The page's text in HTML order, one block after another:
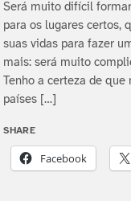
Será muito difí­cil
para os lugares certos,
suas vidas para fazer
mais: será muito
Tenho a certeza de
paí­ses […]
SHARE
Facebook